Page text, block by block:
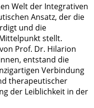
Welt der Integrativen
Ansatz, der die
und die
stellt.
Prof. Dr. Hilarion
entstand die
Verbindung
therapeutischer
der Leiblichkeit in der